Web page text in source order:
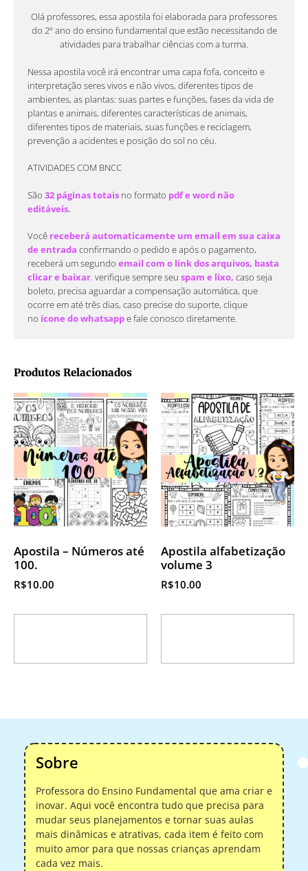
Produtos Relacionados
Apostila – Números até
100.
R$10.00
Apostila alfabetização
volume 3
R$10.00
Olá professores, essa apostila foi elaborada para professores
do 2º ano do ensino fundamental que estão necessitando de
atividades para trabalhar ciências com a turma.
Nessa apostila você irá encontrar uma capa fofa, conceito e
interpretação seres vivos e não vivos, diferentes tipos de
ambientes, as plantas: suas partes e funções, fases da vida de
plantas e animais, diferentes características de animais,
diferentes tipos de materiais, suas funções e reciclagem,
prevenção a acidentes e posição do sol no céu.
ATIVIDADES COM BNCC
São 32 páginas totais no formato pdf e word não
editáveis.
Você receberá automaticamente um email em sua caixa
de entrada confirmando o pedido e após o pagamento,
receberá um segundo email com o link dos arquivos, basta
clicar e baixar, verifique sempre seu spam e lixo, caso seja
boleto, precisa aguardar a compensação automática, que
ocorre em até três dias, caso precise do suporte, clique
no ícone do whatsappe fale conosco diretamente.
Sobre
Professora do Ensino Fundamental que ama criar e
inovar. Aqui você encontra tudo que precisa para
mudar seus planejamentos e tornar suas aulas
mais dinâmicas e atrativas, cada item é feito com
muito amor para que nossas crianças aprendam
cada vez mais.